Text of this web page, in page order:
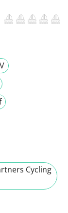
Cycling